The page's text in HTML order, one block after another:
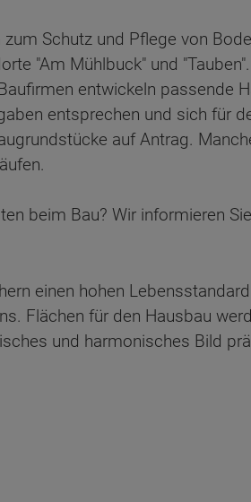
Schutz und Pflege von
"Am Mühlbuck" und
entwickeln passende
entsprechen und sich für
auf Antrag.
beim Bau? Wir informieren
einen hohen
Flächen für den Hausbau
und harmonisches Bild